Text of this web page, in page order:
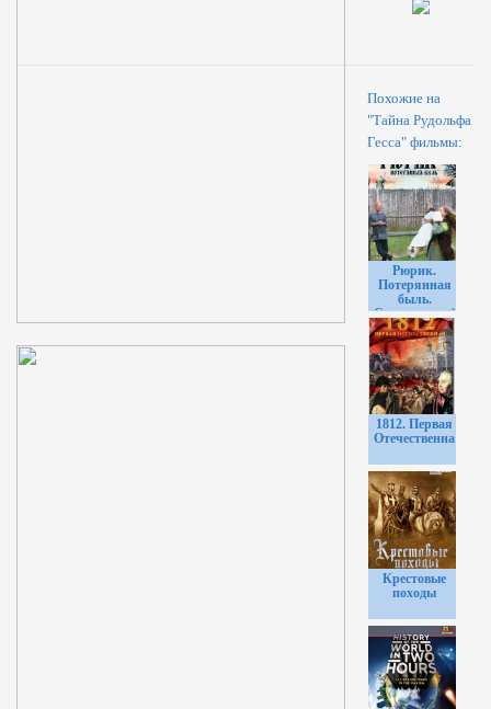
Похожие на
"Тайна Рудольфа
Гесса" фильмы:
Рюрик.
Потерянная
быль.
Специальный
проект с
Михаилом
Задорновым
ЧАСТЬ 1
1812. Первая
Отечественная
Крестовые
походы